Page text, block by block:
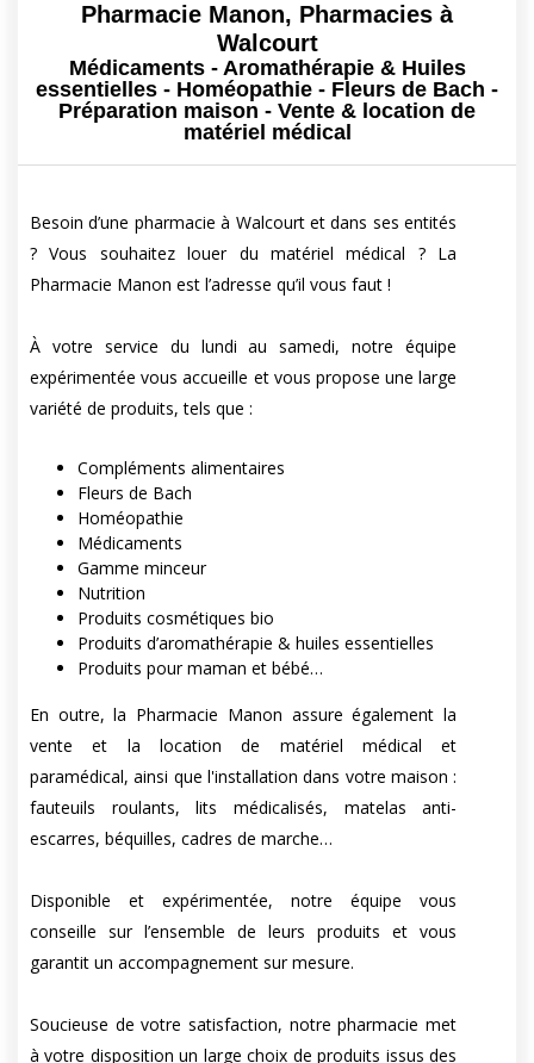
Pharmacie Manon, Pharmacies à
Walcourt
Médicaments - Aromathérapie & Huiles
essentielles - Homéopathie - Fleurs de Bach -
Préparation maison - Vente & location de
matériel médical
Besoin d’une pharmacie à Walcourt et dans ses entités
? Vous souhaitez louer du matériel médical ? La
Pharmacie Manon est l’adresse qu’il vous faut !
À votre service du lundi au samedi, notre équipe
expérimentée vous accueille et vous propose une large
variété de produits, tels que :
Compléments alimentaires
Fleurs de Bach
Homéopathie
Médicaments
Gamme minceur
Nutrition
Produits cosmétiques bio
Produits d’aromathérapie & huiles essentielles
Produits pour maman et bébé…
En outre, la Pharmacie Manon assure également la
vente et la location de matériel médical et
paramédical, ainsi que l'installation dans votre maison :
fauteuils roulants, lits médicalisés, matelas anti-
escarres, béquilles, cadres de marche…
Disponible et expérimentée, notre équipe vous
conseille sur l’ensemble de leurs produits et vous
garantit un accompagnement sur mesure.
Soucieuse de votre satisfaction, notre pharmacie met
à votre disposition un large choix de produits issus des